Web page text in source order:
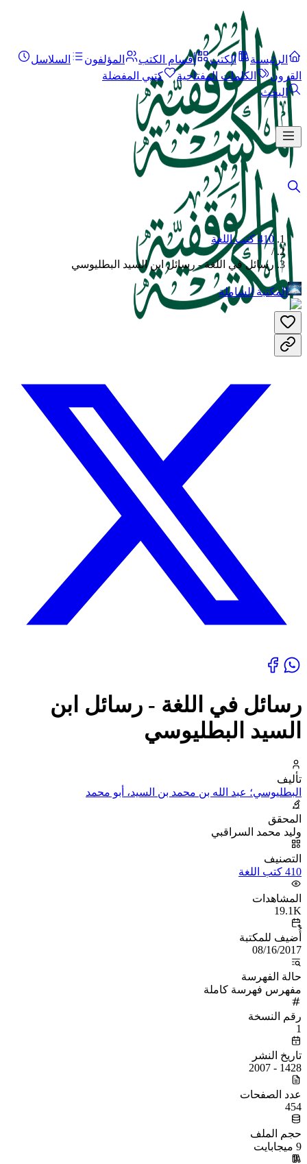
الرئيسية الكتب أقسام الكتب المؤلفون
السلاسل
القرون
الكلمات المفتاحية
كتبي المفضلة
البحث
410 كتب اللغة
/
رسائل في اللغة - رسائل ابن السيد البطليوسي
المكتبة الشاملة
رسائل في اللغة - رسائل ابن
السيد البطليوسي
تأليف
البطليوسي؛ عبد الله بن محمد بن السيد، أبو محمد
المحقق
وليد محمد السراقبي
التصنيف
410 كتب اللغة
المشاهدات
19.1K
أُضيف للمكتبة
08/16/2017
حالة الفهرسة
مفهرس فهرسة كاملة
رقم النسخة
1
تاريخ النشر
1428 - 2007
عدد الصفحات
454
حجم الملف
9 ميجابايت